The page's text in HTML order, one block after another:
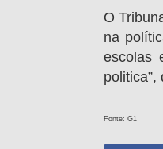
O
na
escolas
Fonte: G1